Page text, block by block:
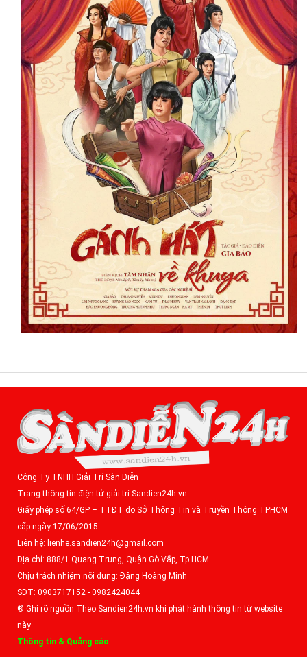
Công Ty TNHH Giải Trí Sàn Diễn
Trang thông tin điện tử giải trí Sandien24h.vn
Giấy phép số 64/GP – TTĐT do Sở Thông Tin và Truyền Thông TPHCM
cấp ngày 17/06/2015
Liên hệ: lienhe.sandien24h@gmail.com
Địa chỉ: 888/1 Quang Trung, Quận Gò Vấp, Tp.HCM
Chịu trách nhiệm nội dung: Đặng Hoàng Minh
SĐT: 0903717152 - 0982424044
® Ghi rõ nguồn Theo Sandien24h.vn khi phát hành thông tin từ website
này
Thông tin & Quảng cáo